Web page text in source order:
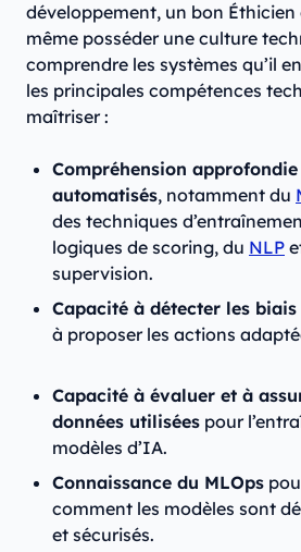
développement, un bon
même posséder une culture
comprendre les systèmes qu’il
les principales compétences
maîtriser :
Compréhension approfondie
automatisés, notamment du
des techniques
logiques de scoring, du NLP
supervision.
Capacité à détecter les
à proposer les actions
Capacité à évaluer et à
données utilisées pour
modèles d’IA.
Connaissance du MLOps
comment les modèles sont
et sécurisés.